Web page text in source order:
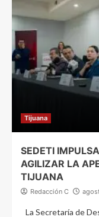
Tijuana
SEDETI
AGILIZAR LA
TIJUANA
Redacción C
La Secretaría de